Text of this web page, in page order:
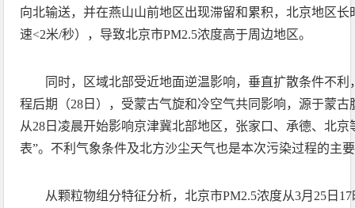
向北输送，并在燕山山前地区出现滞留和累积，北京地区
速<2米/秒），导致北京市PM2.5浓度高于周边地区。
同时，区域北部受近地面逆温影响，垂直扩散条件不利
程后期（28日），受蒙古气旋和冷空气共同影响，源于蒙
从28日凌晨开始影响京津冀北部地区，张家口、承德、北京
表”。不利气象条件及北方沙尘天气也是本次污染过程的主
从颗粒物组分特征分析，北京市PM2.5浓度从3月25日